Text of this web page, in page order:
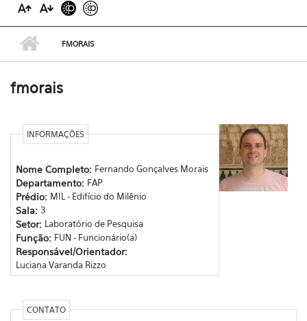
FMORAIS
fmorais
INFORMAÇÕES
Nome Completo: Fernando Gonçalves Morais
Departamento: FAP
Prédio: MIL - Edifício do Milênio
Sala: 3
Setor: Laboratório de Pesquisa
Função: FUN - Funcionário(a)
Responsável/Orientador:
Luciana Varanda Rizzo
CONTATO